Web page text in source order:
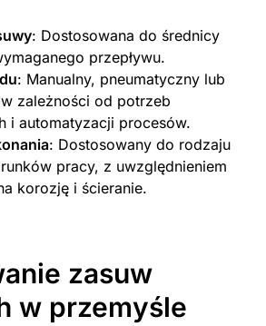
: Dostosowana do średnicy
przepływu.
: Manualny, pneumatyczny lub
zależności od potrzeb
i automatyzacji procesów.
: Dostosowany do rodzaju
pracy, z uwzględnieniem
korozję i ścieranie.
zasuw
w przemyśle